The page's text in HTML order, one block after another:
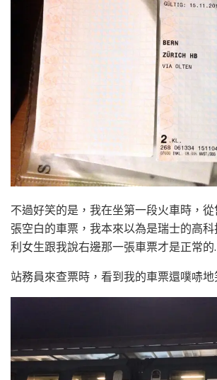
不過好笑的是，我在坐第一段火車時，
張空白的車票，我本來以為是瑞士的高
利女生跟我說右邊那一張車票才是正常
站務員來查票時，看到我的車票還噗哧